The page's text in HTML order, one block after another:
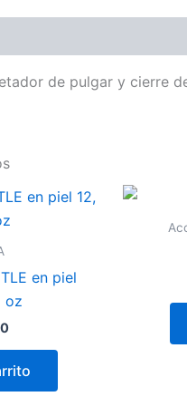
de pulgar y cierre
en piel
oz